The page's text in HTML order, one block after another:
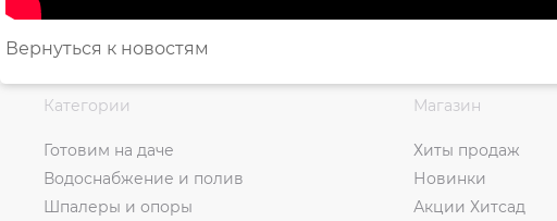
Вернуться к новостям
Категории
Готовим на даче
Водоснабжение и полив
Шпалеры и опоры
Магазин
Хиты продаж
Новинки
Акции Хитсад